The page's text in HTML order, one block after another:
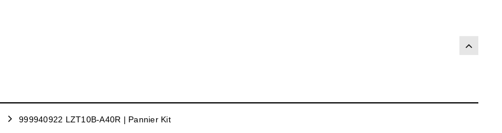
999940922 LZT10B-A40R | Pannier Kit